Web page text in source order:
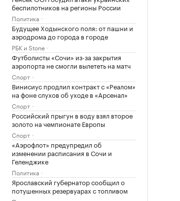
беспилотников на регионы России
Политика
Будущее Ходынского поля: от пашни и
аэродрома до города в городе
РБК и Stone
Футболисты «Сочи» из-за закрытия
аэропорта не смогли вылететь на матч
Спорт
Винисиус продлил контракт с «Реалом»
на фоне слухов об уходе в «Арсенал»
Спорт
Российский прыгун в воду взял второе
золото на чемпионате Европы
Спорт
«Аэрофлот» предупредил об
изменении расписания в Сочи и
Геленджике
Политика
Ярославский губернатор сообщил о
потушенных резервуарах с топливом